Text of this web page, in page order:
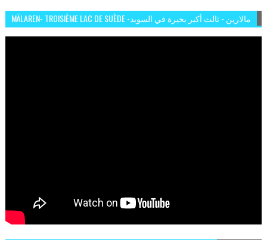
MÄLAREN- TROISIÈME LAC DE SUÈDE -مالارين - ثالث أكبر بحيرة في السويد